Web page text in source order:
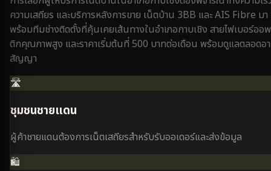
ความเสถียร และบริการหลังการขาย เน็ตบ้าน 3BB และ AIS Fibre มา
พร้อมทีมช่างติดตั้งที่คุ้นเคยเส้นทางในอำเภอกาบเชิง สายไฟเบอร์ออพ
ติกคุณภาพสูง และราคาเริ่มต้นที่ 500 บาทต่อเดือน พร้อมดูแลตลอดอ
สัญญา
🛣️
ชุมชนชายแดน
ผู้ค้าชายแดนต้องการเน็ตเสถียรสำหรับรับออเดอร์และส่งข้อมูล
🛍️